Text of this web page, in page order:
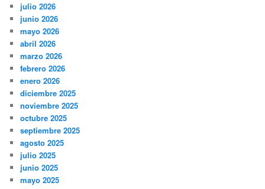
julio 2026
junio 2026
mayo 2026
abril 2026
marzo 2026
febrero 2026
enero 2026
diciembre 2025
noviembre 2025
octubre 2025
septiembre 2025
agosto 2025
julio 2025
junio 2025
mayo 2025